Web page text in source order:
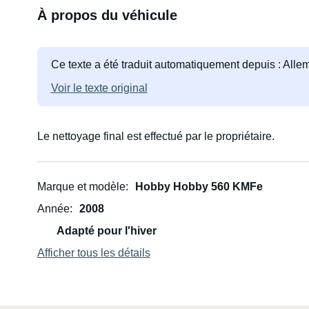
À propos du véhicule
Ce texte a été traduit automatiquement depuis :
Voir le texte original
Le nettoyage final est effectué par le propriétaire.
Marque et modèle
Hobby Hobby 560 KMFe
Année
2008
Adapté pour l'hiver
Afficher tous les détails